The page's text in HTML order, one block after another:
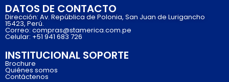
DATOS DE CONTACTO
Dirección: Av. República de Polonia, San Juan de Lurigancho
15423, Perú.
Correo: compras@stamerica.com.pe
Celular: +51 941 683 726
INSTITUCIONAL SOPORTE
Brochure
Quiénes somos
Contáctenos